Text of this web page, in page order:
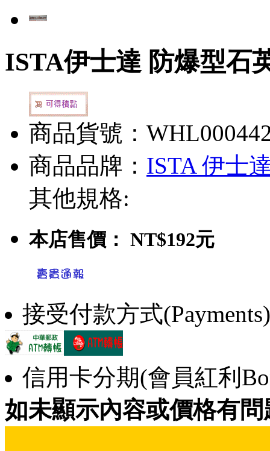
ISTA伊士達 防爆型石
商品貨號：
商品品牌： ISTA 伊士
其他規格:
本店售價： NT$192元
接受付款方式
信用卡分期(會員紅利
如未顯示內容或價格有